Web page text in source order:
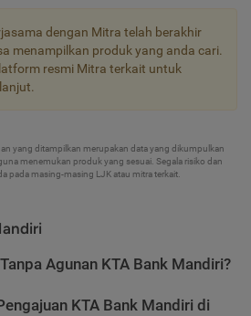
dengan Mitra telah berakhir
menampilkan produk yang anda cari.
resmi Mitra terkait untuk
yang ditampilkan merupakan data yang dikumpulkan
menemukan produk yang sesuai. Segala risiko dan
pada masing-masing LJK atau mitra terkait.
Agunan KTA Bank Mandiri?
KTA Bank Mandiri di